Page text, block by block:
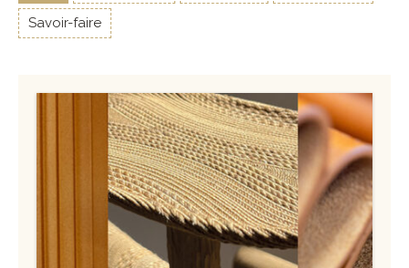
Savoir-faire